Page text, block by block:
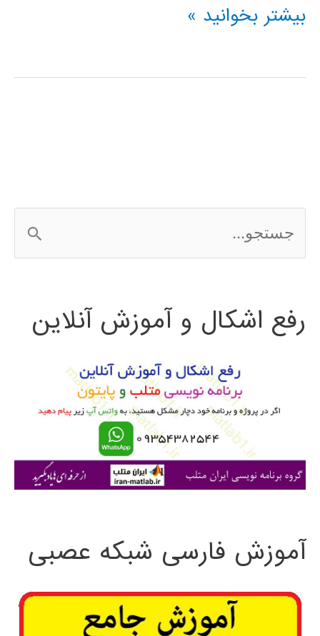
شبکه
ویولت
بیشتر بخوانید »
س
ج
ی
رفع اشکال و آموزش آنلاین
آموزش فارسی شبکه عصبی